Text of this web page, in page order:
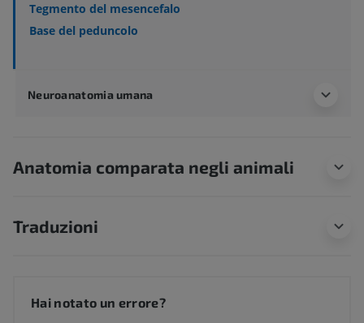
Tegmento del mesencefalo
Base del peduncolo
Neuroanatomia umana
Anatomia comparata negli animali
Traduzioni
Hai notato un errore?